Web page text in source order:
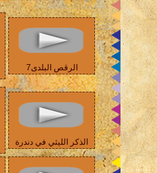
الرقص البلدى7
الذكر الليثي في دندرة